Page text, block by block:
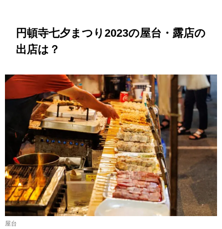
円頓寺七夕まつり2023の屋台・露店の
出店は？
屋台